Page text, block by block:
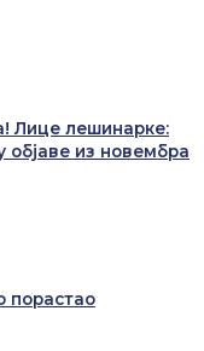
Лице лешинарке:
објаве из новембра
порастао